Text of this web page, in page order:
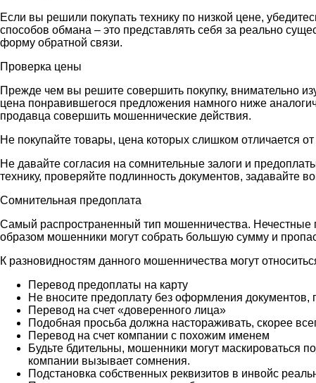
Если вы решили покупать технику по низкой цене,
способов обмана – это представлять себя за реально
форму обратной связи.
Проверка цены
Прежде чем вы решите совершить покупку, внимательно
цена понравившегося предложения намного ниже
продавца совершить мошеннические действия.
Не покупайте товары, цена которых слишком отличается
Не давайте согласия на сомнительные залоги и
технику, проверяйте подлинность документов, задавайте
Сомнительная предоплата
Самый распространенный тип мошенничества. Нечестные
образом мошенники могут собрать большую сумму и
К разновидностям данного мошенничества могут
Перевод предоплаты на карту
Не вносите предоплату без оформления
Перевод на счет «доверенного лица»
Подобная просьба должна настораживать, скорее
Перевод на счет компании с похожим именем
Будьте бдительны, мошенники могут маскироваться
компании вызывает сомнения.
Подстановка собственных реквизитов в инвойс